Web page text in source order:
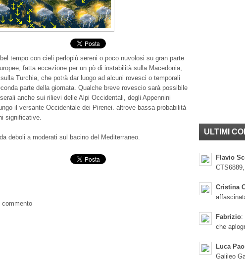
tempo con cieli perlopiù sereni o poco nuvolosi su gran parte
fatta eccezione per un pò di instabilità sulla Macedonia,
Turchia, che potrà dar luogo ad alcuni rovesci o temporali
parte della giornata. Qualche breve rovescio sarà possibile
anche sui rilievi delle Alpi Occidentali, degli Appennini
il versante Occidentale dei Pirenei. altrove bassa probabilità
significative.
deboli a moderati sul bacino del Mediterraneo.
commento
ULTIMI
Flavio
Cristina
Fabrizio:
che
Luca
Galileo